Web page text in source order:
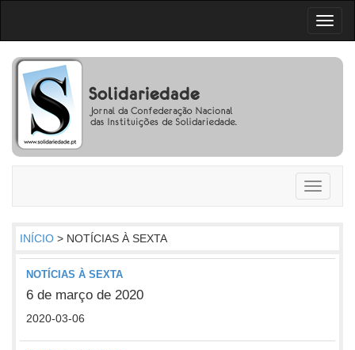
Toggle
INÍCIO > NOTÍCIAS À SEXTA
NOTÍCIAS À SEXTA
6 de março de 2020
2020-03-06